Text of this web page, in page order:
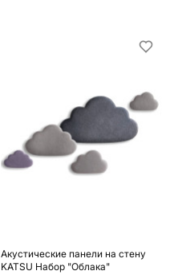
Акустические панели на стену
KATSU Набор "Облака"